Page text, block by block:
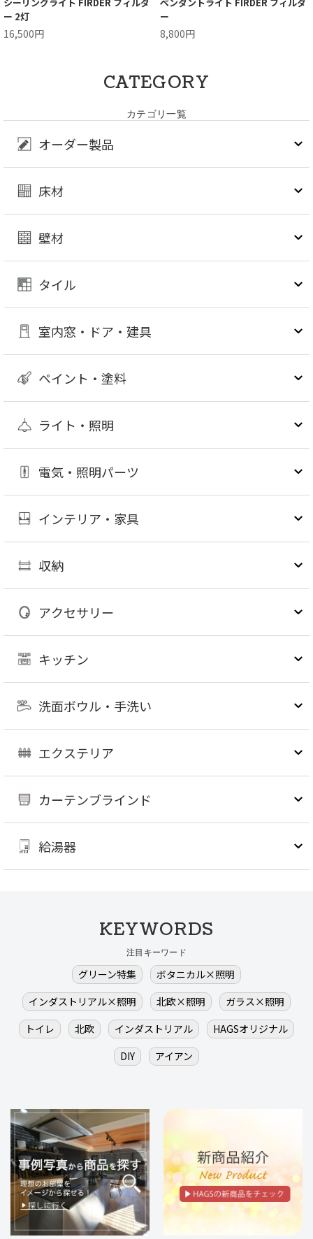
ー 2灯
16,500円
ー
8,800円
CATEGORY
カテゴリ一覧
オーダー製品
床材
壁材
タイル
室内窓・ドア・建具
ペイント・塗料
ライト・照明
電気・照明パーツ
インテリア・家具
収納
アクセサリー
キッチン
洗面ボウル・手洗い
エクステリア
カーテンブラインド
給湯器
KEYWORDS
注目キーワード
グリーン特集
ボタニカル×照明
インダストリアル×照明
北欧×照明
ガラス×照明
トイレ
北欧 インダストリアル
HAGSオリジナル
DIY
アイアン